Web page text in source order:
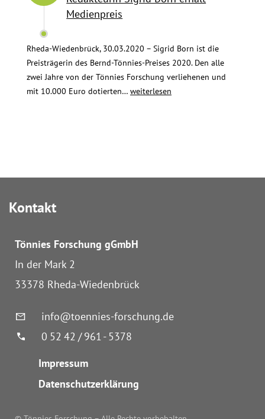
Medienpreis
Rheda-Wiedenbrück, 30.03.2020 – Sigrid Born ist die
Preisträgerin des Bernd-Tönnies-Preises 2020. Den alle
zwei Jahre von der Tönnies Forschung verliehenen und
mit 10.000 Euro dotierten… Bernd-
Sigrid
weiterlesen
Beiträge
Kontakt
Tönnies Forschung gGmbH
In der Mark 2
33378 Rheda-Wiedenbrück
info@toennies-forschung.de
0 52 42 / 961 - 5378
Impressum
Datenschutzerklärung